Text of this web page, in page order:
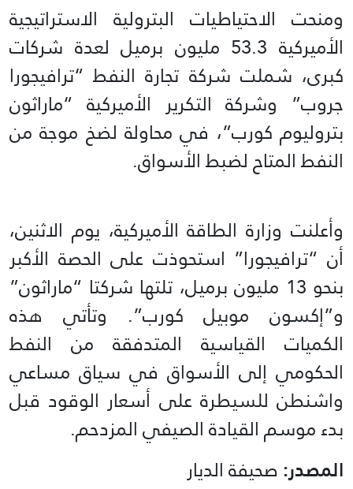
ومنحت الاحتياطيات البترولية الاستراتيجية
الأميركية 53.3 مليون برميل لعدة شركات
كبرى، شملت شركة تجارة النفط “ترافيجورا
جروب” وشركة التكرير الأميركية “ماراثون
بتروليوم كورب”، في محاولة لضخ موجة من
النفط المتاح لضبط الأسواق.
وأعلنت وزارة الطاقة الأميركية، يوم الاثنين،
أن “ترافيجورا” استحوذت على الحصة الأكبر
بنحو 13 مليون برميل، تلتها شركتا “ماراثون”
و”إكسون موبيل كورب”. وتأتي هذه
الكميات القياسية المتدفقة من النفط
الحكومي إلى الأسواق في سياق مساعي
واشنطن للسيطرة على أسعار الوقود قبل
بدء موسم القيادة الصيفي المزدحم.
المصدر:صحيفة الديار